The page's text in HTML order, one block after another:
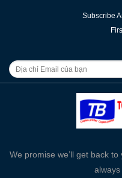
Subscribe
We promise we’ll get back